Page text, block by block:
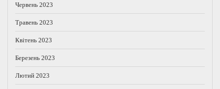
Червень 2023
Травень 2023
Квітень 2023
Березень 2023
Лютий 2023